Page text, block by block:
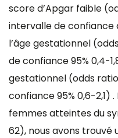
score d’Apgar faible
intervalle de confiance
l’âge gestationnel
de confiance 95% 0,4-
gestationnel (odds
confiance 95% 0,6-2,1)
femmes atteintes du
62), nous avons trouvé